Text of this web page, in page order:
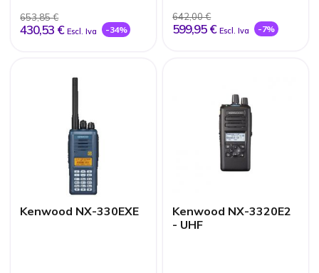
653,85 €
430,53 € Escl. Iva -34%
642,00 €
599,95 € Escl. Iva -7%
Kenwood NX-330EXE
Kenwood NX-3320E2
- UHF